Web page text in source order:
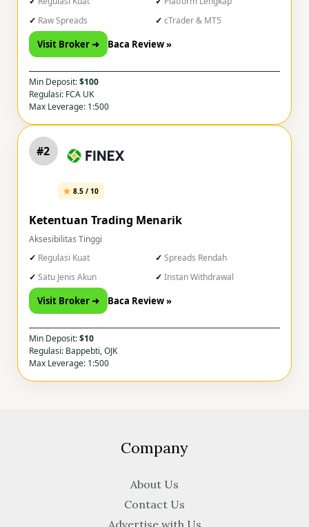
Raw Spreads
cTrader & MT5
Visit Broker ➜ Baca Review »
Min Deposit:$100
Regulasi: FCA UK
Max Leverage: 1:500
#2
8.5 / 10
Ketentuan Trading Menarik
Aksesibilitas Tinggi
Regulasi Kuat
Spreads Rendah
Satu Jenis Akun
Instan Withdrawal
Visit Broker ➜ Baca Review »
Min Deposit:$10
Regulasi: Bappebti, OJK
Max Leverage: 1:500
Company
About Us
Contact Us